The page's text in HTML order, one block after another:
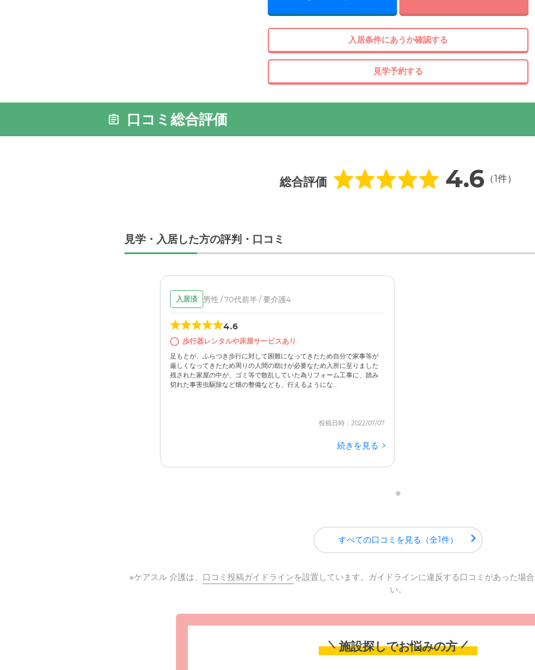
入居条件にあうか確認する
見学予約する
口コミ総合評価
総合評価 4.6 （1件）
見学・入居した方の評判・口コミ
入居済 男性 / 70代前半 / 要介護4
4.6
歩行器レンタルや床屋サービスあり
足もとが、ふらつき歩行に対して困難になってきたため自分で家事等が
厳しくなってきたため周りの人間の助けが必要なため入所に至りました
残された家屋の中が、ゴミ等で散乱していた為リフォーム工事に、踏み
切れた事害虫駆除など畑の整備なども、行えるようにな...
投稿日時：2022/07/07
続きを見る
すべての口コミを見る（全1件）
※ケアスル 介護は、 口コミ投稿ガイドラインを設置しています。ガイドラインに違反する口コミがあった場
い。
施設探しでお悩みの方